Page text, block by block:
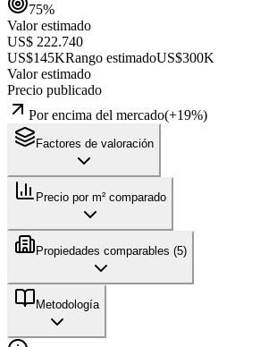
75%
Valor estimado
US$ 222.740
US$145KRango estimadoUS$300K
Valor estimado
Precio publicado
Por encima del mercado(+19%)
Factores de valoración
Precio por m² comparado
Propiedades comparables (5)
Metodología